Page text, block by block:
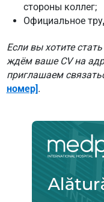
стороны коллег;
Официальное
Если вы хотите
ждём ваше CV на
приглашаем
номер].